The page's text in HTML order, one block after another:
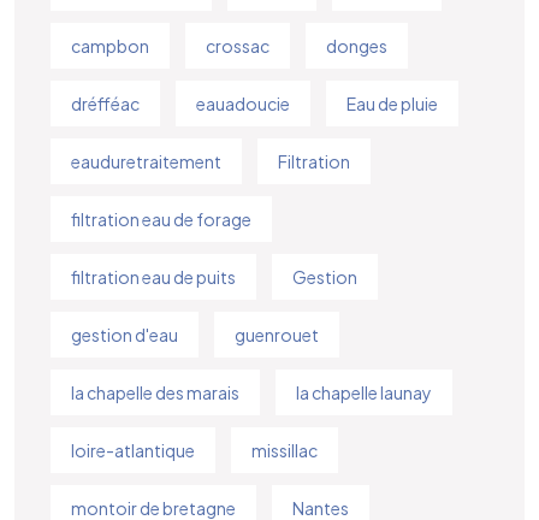
campbon crossac donges
dréfféac eauadoucie Eau de pluie
eauduretraitement Filtration
filtration eau de forage
filtration eau de puits Gestion
gestion d'eau guenrouet
la chapelle des marais la chapelle launay
loire-atlantique missillac
montoir de bretagne Nantes